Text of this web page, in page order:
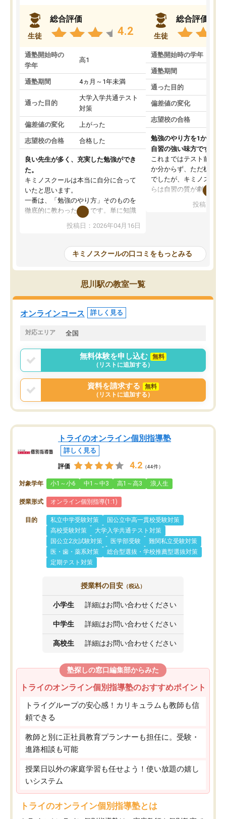
生徒
総合評価
4.2
通塾開始時の
学年
高1
通塾期間 4ヵ月～1年未満
通った目的
大学入学共通テスト
対策
偏差値の変化 上がった
志望校の合格 合格した
良い先生が多く、充実した勉強ができ
た。
キミノスクールは本当に自分に合って
いたと思います。
一番は、「勉強のやり方」そのものを
徹底的に教わったことです。単に知識
を詰め込むのではなく、自学自習の習
慣が身につくよう並走してくれるの
はなくなりました。
講師の方との距離も近く、親身なコー
チングのおかげで、停滞期もモチベー
ションを維持できました。「やらされ
る勉強」から「目標のための勉強」へ
意識が変わったことが、目標校への合
投稿日：2026年04月16日
生徒
総合評価
通塾開始時の学年
通塾期間
通った目的
偏差値の変化
志望校の合格
勉強のやり方を1から教
自習の強い味方です。
これまではテスト前に何
か分からず、ただ机に座
でしたが、キミノスクー
らは自習の質が劇的に変
を明確にしてくれるの
の仕方をコーチングして
ルなので、家での学習習
身につきました。結果と
た。自分から学ぶ姿勢を
投稿日：
キミノスクールの口コミをもっとみる
思川駅の教室一覧
オンラインコース 詳しく見る
対応エリア 全国
無料体験を申し込む
無料
（リストに追加する）
資料を請求する
無料
（リストに追加する）
トライのオンライン個別指導塾
詳しく見る
評価 4.2 （44件）
対象学年 小1～小6 中1～中3 高1～高3 浪人生
授業形式 オンライン個別指導(1:1)
目的 私立中学受験対策
国公立中高一貫校受験対策
高校受験対策
大学入学共通テスト対策
国公立2次試験対策
医学部受験
難関私立受験対策
医・歯・薬系対策
総合型選抜・学校推薦型選抜対策
定期テスト対策
授業料の目安 （税込）
小学生 詳細はお問い合わせください
中学生 詳細はお問い合わせください
高校生 詳細はお問い合わせください
塾探しの窓口編集部からみた
トライのオンライン個別指導塾のおすすめポイント
トライグループの安心感！カリキュラムも教師も信
頼できる
教師と別に正社員教育プランナーも担任に。受験・
進路相談も可能
授業日以外の家庭学習も任せよう！使い放題の嬉し
いシステム
トライのオンライン個別指導塾とは